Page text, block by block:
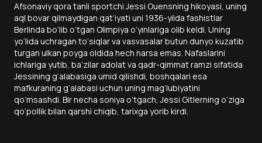
Afsonaviy qora tanli sportchi Jessi Ouensning hikoyasi, uning
aql bovar qilmaydigan qat’iyati uni 1936-yilda fashistlar
Berlinda bo‘lib o‘tgan Olimpiya o‘yinlariga olib keldi. Uning
yo‘lida uchragan to‘siqlar va vasvasalar butun dunyo kuzatib
turgan ulkan poyga oldida hech narsa emas. Nafaslarini
ichlariga yutib, ba’zilar adolat va qadr-qimmat ramzi sifatida
Jessining g‘alabasiga umid qilishdi, boshqalari esa
mafkuraning g‘alabasi uchun uning mag‘lubiyatini
qo‘msashdi. Bir necha soniya o‘tgach, Jessi Gitlerning o‘ziga
qo‘pollik bilan qarshi chiqib, tarixga yorib kirdi.